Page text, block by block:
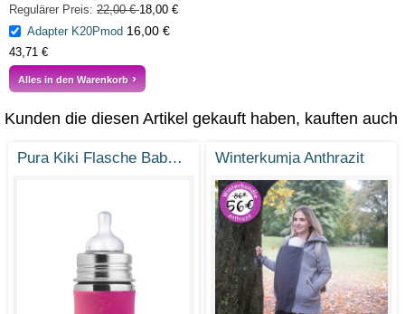
Regulärer Preis: 22,00 €18,00 €
Adapter K20Pmod 16,00 €
43,71 €
Alles in den Warenkorb
Kunden die diesen Artikel gekauft haben, kauften auch
Pura Kiki Flasche Babyflasche 125 ml pink mit Sauger Winterkumja Anthrazit